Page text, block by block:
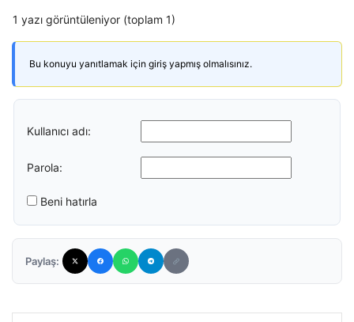
1 yazı görüntüleniyor (toplam 1)
Bu konuyu yanıtlamak için giriş yapmış olmalısınız.
Kullanıcı adı:
Parola:
Beni hatırla
Paylaş: